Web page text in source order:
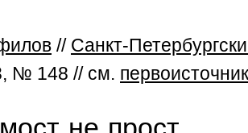
// Санкт-
№ 148 // см. первоисточник